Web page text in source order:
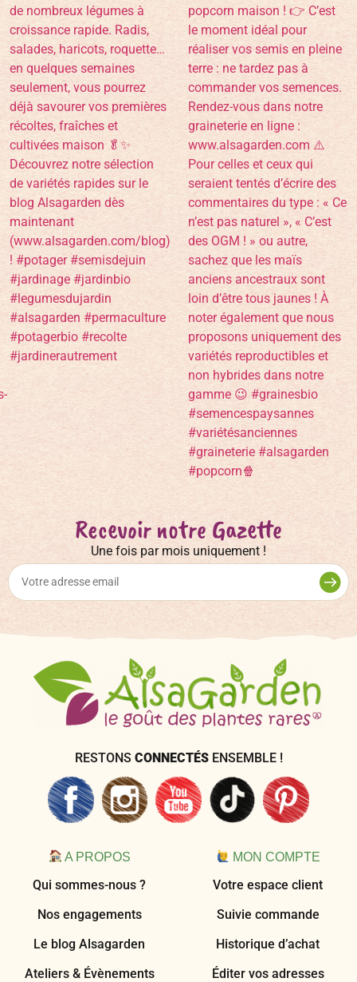
Recevoir notre Gazette
Une fois par mois uniquement !
RESTONS CONNECTÉS ENSEMBLE !
A PROPOS
Qui sommes-nous ?
Nos engagements
Le blog Alsagarden
Ateliers & Évènements
MON COMPTE
Votre espace client
Suivie commande
Historique d’achat
Éditer vos adresses